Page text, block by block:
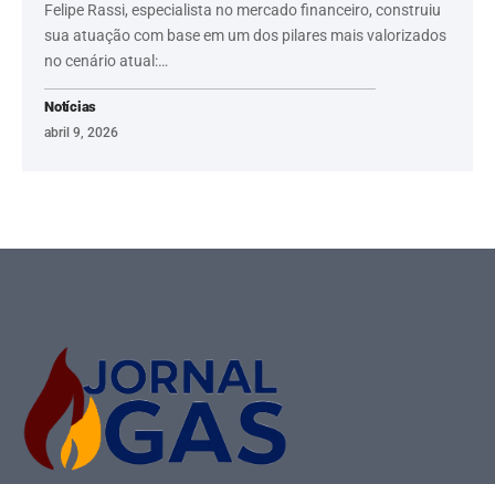
Felipe Rassi, especialista no mercado financeiro, construiu
sua atuação com base em um dos pilares mais valorizados
no cenário atual:…
Notícias
abril 9, 2026